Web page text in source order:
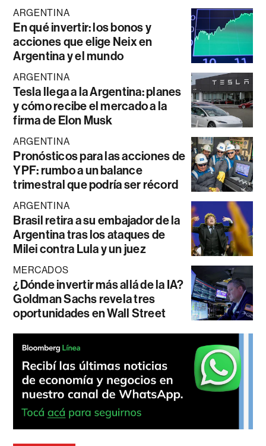
ARGENTINA
En qué invertir: los bonos y
acciones que elige Neix en
Argentina y el mundo
ARGENTINA
Tesla llega a la Argentina: planes
y cómo recibe el mercado a la
firma de Elon Musk
ARGENTINA
Pronósticos para las acciones de
YPF: rumbo a un balance
trimestral que podría ser récord
ARGENTINA
Brasil retira a su embajador de la
Argentina tras los ataques de
Milei contra Lula y un juez
MERCADOS
¿Dónde invertir más allá de la IA?
Goldman Sachs revela tres
oportunidades en Wall Street